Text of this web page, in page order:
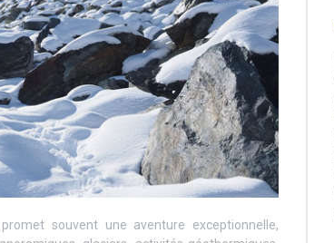
promet souvent une aventure exceptionnelle,